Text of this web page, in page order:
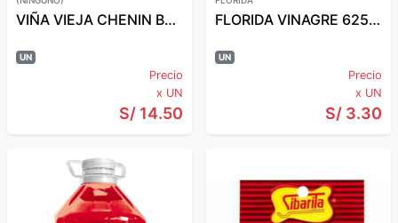
VIÑA VIEJA CHENIN BLANC
UN
Precio
x UN
S/ 14.50
FLORIDA VINAGRE 625 ML TINTO
UN
Precio
x UN
S/ 3.30